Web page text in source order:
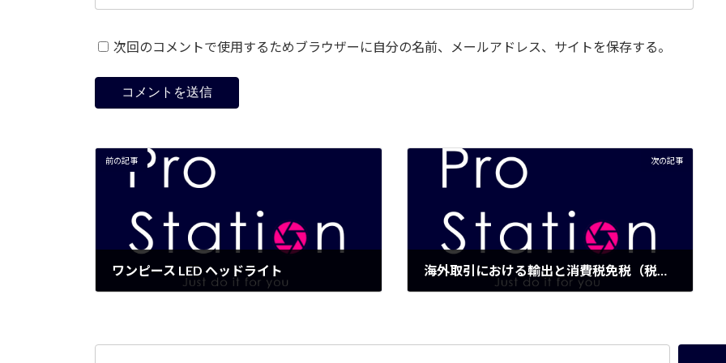
次回のコメントで使用するためブラウザーに自分の名前、メールアドレス、サイトを保存する。
前の記事
ワンピース LED ヘッドライト
次の記事
海外取引における輸出と消費税免税（税金）について